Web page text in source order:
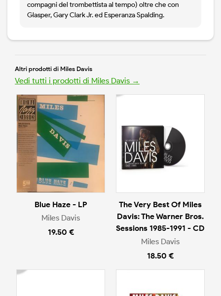
compagni del trombettista al tempo) oltre che con
Glasper, Gary Clark Jr. ed Esperanza Spalding.
Altri prodotti di Miles Davis
Vedi tutti i prodotti di Miles Davis →
Blue Haze - LP
Miles Davis
19.50 €
The Very Best Of Miles
Davis: The Warner Bros.
Sessions 1985-1991 - CD
Miles Davis
18.50 €